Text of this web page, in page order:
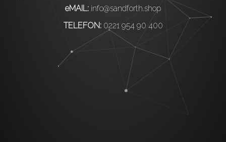
eMAIL: info@sandforth.shop
TELEFON: 0221 954 90 400